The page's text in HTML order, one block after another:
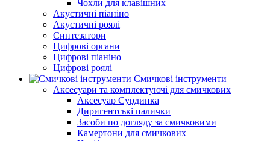
Чохли для клавішних
Акустичні піаніно
Акустичні роялі
Синтезатори
Цифрові органи
Цифрові піаніно
Цифрові роялі
Смичкові інструменти
Аксесуари та комплектуючі для смичкових
Аксесуар Сурдинка
Диригентські палички
Засоби по догляду за смичковими
Камертони для смичкових